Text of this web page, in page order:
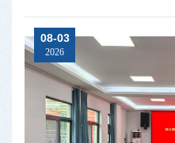
教授，郧西县...
08-03
2026